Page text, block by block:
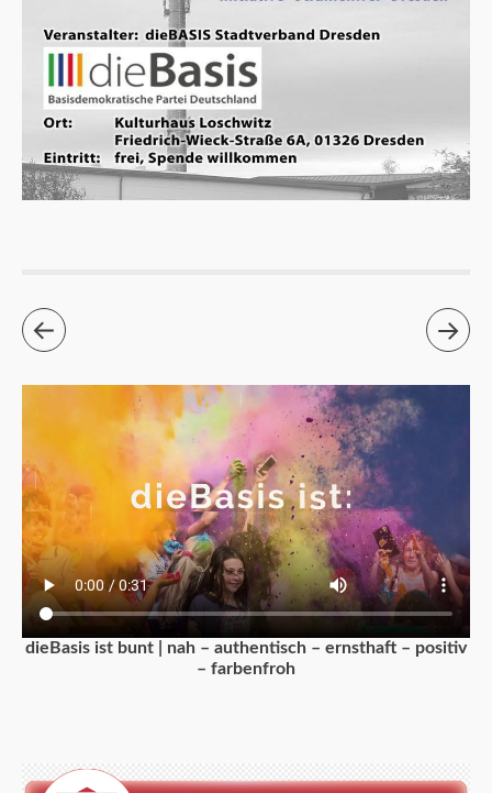
dieBasis ist bunt | nah – authentisch – ernsthaft – positiv
– farbenfroh